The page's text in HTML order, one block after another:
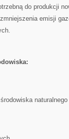
do produkcji‍
emisji
naturalnego